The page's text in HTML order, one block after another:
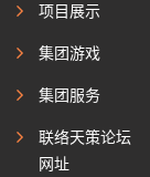
项目展示
集团游戏
集团服务
联络天策论坛
网址